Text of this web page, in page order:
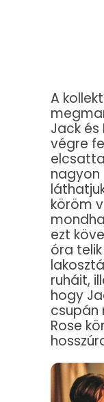
A
Jack és
végre
nagyon
köröm
ezt
óra
ruháit,
hogy
csupán
Rose